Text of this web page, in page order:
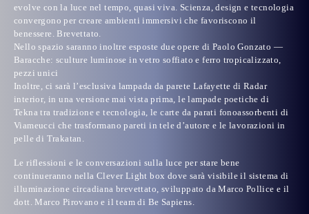
evolve con la luce nel tempo, quasi viva. Scienza, design e tecnologia
convergono per creare ambienti immersivi che favoriscono il
benessere. Brevettato.
Nello spazio saranno inoltre esposte due opere di Paolo Gonzato —
Baracche: sculture luminose in vetro soffiato e ferro tropicalizzato,
pezzi unici
Inoltre, ci sarà l’esclusiva lampada da parete Lafayette di Radar
interior, in una versione mai vista prima, le lampade poetiche di
Tekna tra tradizione e tecnologia, le carte da parati fonoassorbenti di
Viameucci che trasformano pareti in tele d’autore e le lavorazioni in
pelle di Trakatan .
Le riflessioni e le conversazioni sulla luce per stare bene
continueranno nella Clever Light box dove sarà visibile il sistema di
illuminazione circadiana brevettato, sviluppato da Marco Pollice e il
dott. Marco Pirovano e il team di Be Sapiens.